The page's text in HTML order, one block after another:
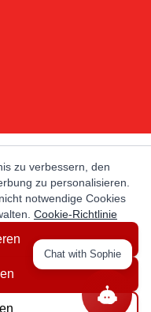
CANADA
USA
zu verbessern, den
zu personalisieren.
notwendige Cookies
Cookie-Richtlinie
Chat with Sophie